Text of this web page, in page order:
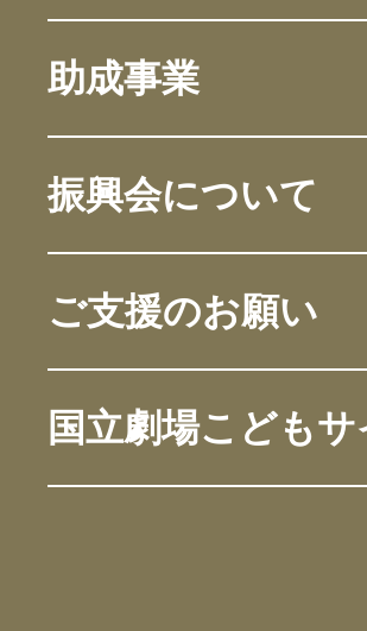
助成事業
振興会について
ご支援のお願い
国立劇場こどもサ